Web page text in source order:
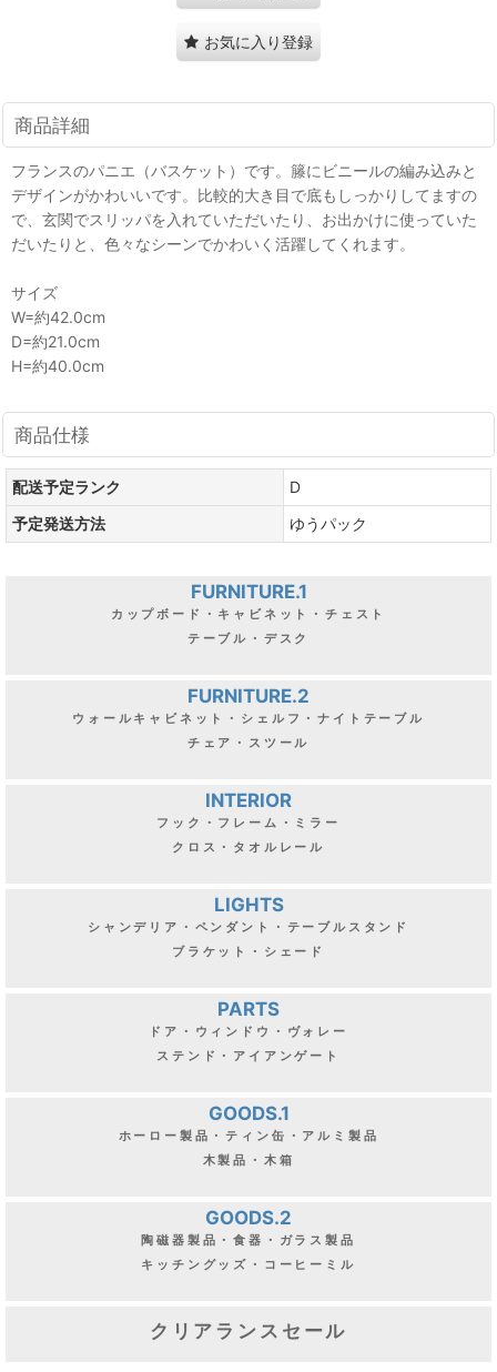
お気に入り登録
商品詳細
フランスのパニエ（バスケット）です。籐にビニールの編み込みと
デザインがかわいいです。比較的大き目で底もしっかりしてますの
で、玄関でスリッパを入れていただいたり、お出かけに使っていた
だいたりと、色々なシーンでかわいく活躍してくれます。
サイズ
W=約42.0cm
D=約21.0cm
H=約40.0cm
商品仕様
配送予定ランク
D
予定発送方法
ゆうパック
FURNITURE.1
カップボード・キャビネット・チェスト
テーブル・デスク
FURNITURE.2
ウォールキャビネット・シェルフ・ナイトテーブル
チェア・スツール
INTERIOR
フック・フレーム・ミラー
クロス・タオルレール
LIGHTS
シャンデリア・ペンダント・テーブルスタンド
ブラケット・シェード
PARTS
ドア・ウィンドウ・ヴォレー
ステンド・アイアンゲート
GOODS.1
ホーロー製品・ティン缶・アルミ製品
木製品・木箱
GOODS.2
陶磁器製品・食器・ガラス製品
キッチングッズ・コーヒーミル
クリアランスセール